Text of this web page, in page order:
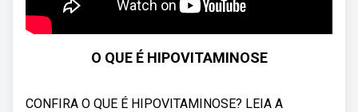
O QUE É HIPOVITAMINOSE
CONFIRA O QUE É HIPOVITAMINOSE? LEIA A